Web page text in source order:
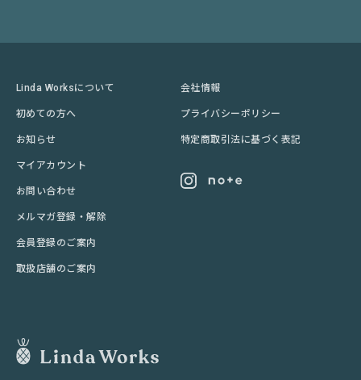
Linda Worksについて
初めての方へ
お知らせ
マイアカウント
お問い合わせ
メルマガ登録・解除
会員登録のご案内
取扱店舗のご案内
会社情報
プライバシーポリシー
特定商取引法に基づく表記